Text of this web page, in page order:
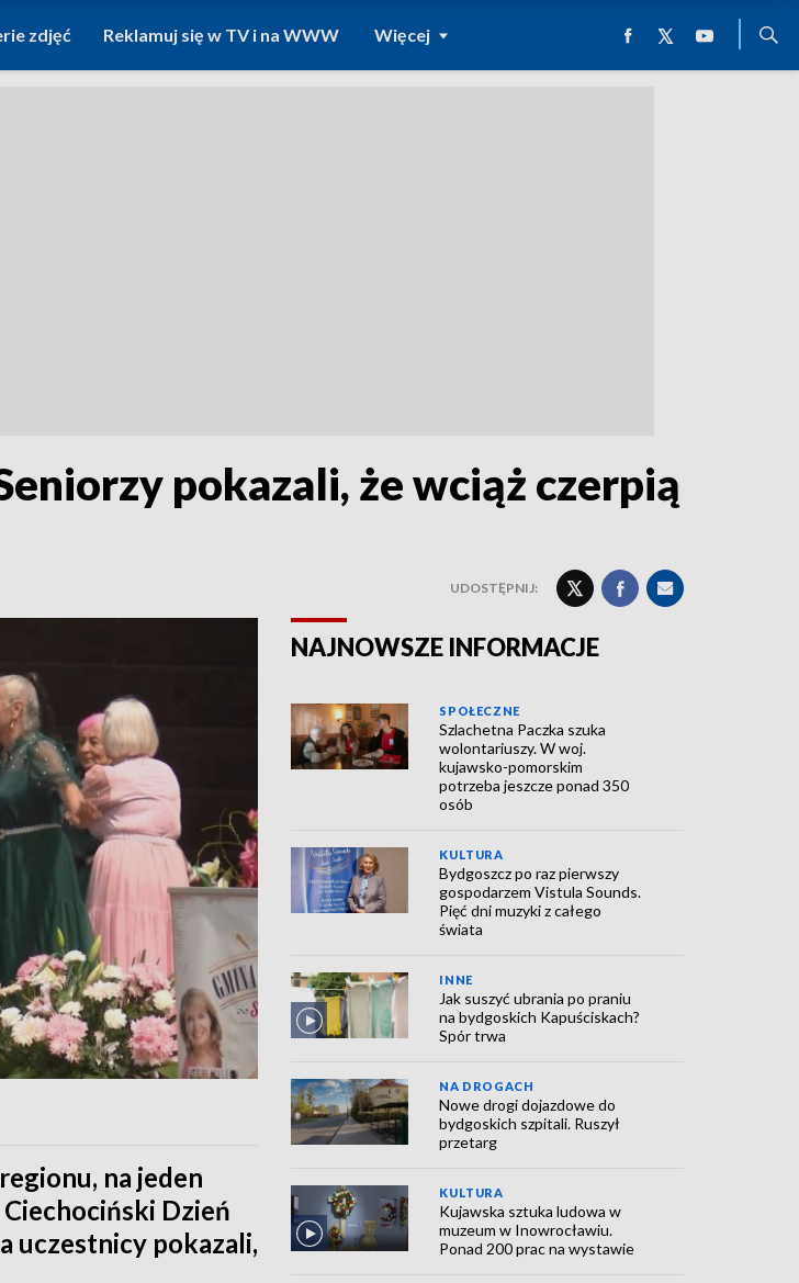
zdjęć Reklamuj się w TV i na WWW Więcej
pokazali, że wciąż czerpią
UDOSTĘPNIJ:
na jeden
Ciechociński Dzień
uczestnicy pokazali,
NAJNOWSZE INFORMACJE
SPOŁECZNE
Szlachetna Paczka szuka
wolontariuszy. W woj.
kujawsko-pomorskim
potrzeba jeszcze ponad 350
osób
KULTURA
Bydgoszcz po raz pierwszy
gospodarzem Vistula Sounds.
Pięć dni muzyki z całego
świata
INNE
Jak suszyć ubrania po praniu
na bydgoskich Kapuściskach?
Spór trwa
NA DROGACH
Nowe drogi dojazdowe do
bydgoskich szpitali. Ruszył
przetarg
KULTURA
Kujawska sztuka ludowa w
muzeum w Inowrocławiu.
Ponad 200 prac na wystawie